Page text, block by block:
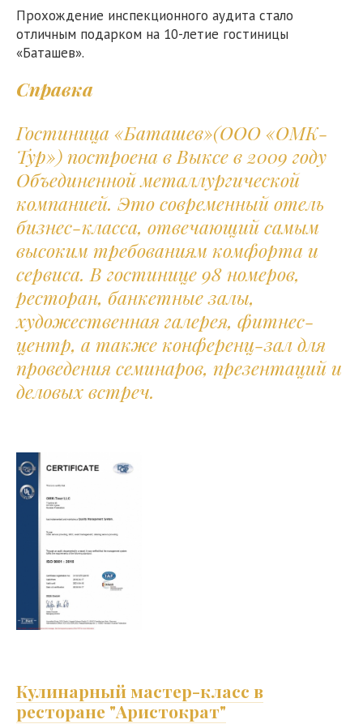
Прохождение инспекционного аудита стало
отличным подарком на 10-летие гостиницы
«Баташев».
Справка
Гостиница «Баташев»(ООО «ОМК-
Тур») построена в Выксе в 2009 году
Объединенной металлургической
компанией. Это современный отель
бизнес-класса, отвечающий самым
высоким требованиям комфорта и
сервиса. В гостинице 98 номеров,
ресторан, банкетные залы,
художественная галерея, фитнес-
центр, а также конференц-зал для
проведения семинаров, презентаций и
деловых встреч.
Кулинарный мастер-класс в
ресторане "Аристократ"